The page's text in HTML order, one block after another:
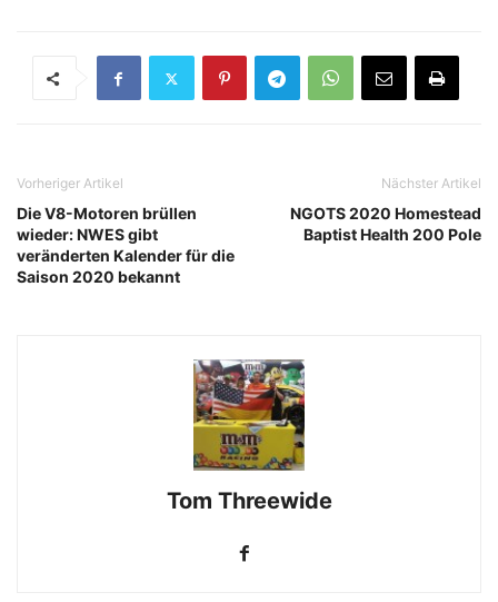
Vorheriger Artikel
Die V8-Motoren brüllen
wieder: NWES gibt
veränderten Kalender für die
Saison 2020 bekannt
Nächster Artikel
NGOTS 2020 Homestead
Baptist Health 200 Pole
Tom Threewide